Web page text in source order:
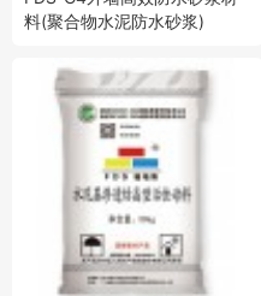
料(聚合物水泥防水砂浆)